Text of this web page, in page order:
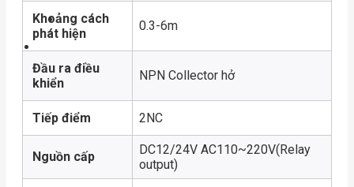
Khoảng cách
phát hiện
0.3-6m
Đầu ra điều
khiển
NPN Collector hở
Tiếp điểm 2NC
Nguồn cấp
DC12/24V AC110~220V(Relay
output)